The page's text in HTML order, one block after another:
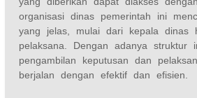
organisasi dinas pemerintah ini
yang jelas, mulai dari kepala dinas
pelaksana. Dengan adanya struktur
pengambilan keputusan dan
berjalan dengan efektif dan efisien.